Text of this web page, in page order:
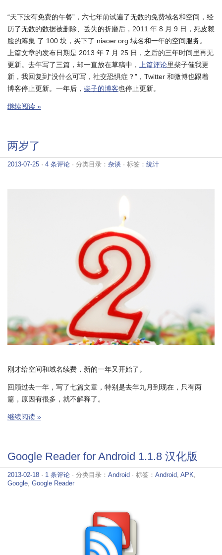
“天下没有免费的午餐”，六七年前试遍了无数的免费域名和空间，经
历了无数的数据被删除、丢失的折磨后，2011 年 8 月 9 日，死皮赖
脸的筹集 了 100 块，买下了 niaoer.org 域名和一年的空间服务。
上篇文章的发布日期是 2013 年 7 月 25 日，之后的三年时间里再无
更新。去年写了三篇，却一直放在草稿中，
上篇评论里柴子催我更
新，我回复到“没什么可写，社交恐惧症？”，Twitter 和微博也跟着
博客停止更新。一年后， 柴子的博客也停止更新。
继续阅读 »
两岁了
2013-07-25 · 4 条评论 · 分类目录： 杂谈 · 标签： 统计
刚才给空间和域名续费，新的一年又开始了。
回顾过去一年，写了七篇文章，特别是去年九月到现在，只有两
篇，原因有很多，就不解释了。
继续阅读 »
Google Reader for Android 1.1.8 汉化版
2013-02-18 · 1 条评论 · 分类目录： Android · 标签： Android, APK,
Google, Google Reader